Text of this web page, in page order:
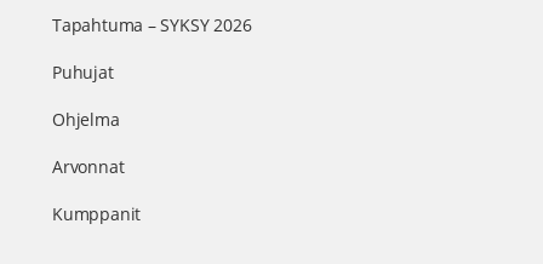
Tapahtuma – SYKSY 2026
Puhujat
Ohjelma
Arvonnat
Kumppanit